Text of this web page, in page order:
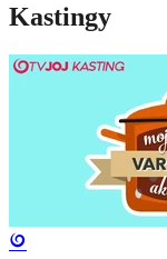
Kastingy